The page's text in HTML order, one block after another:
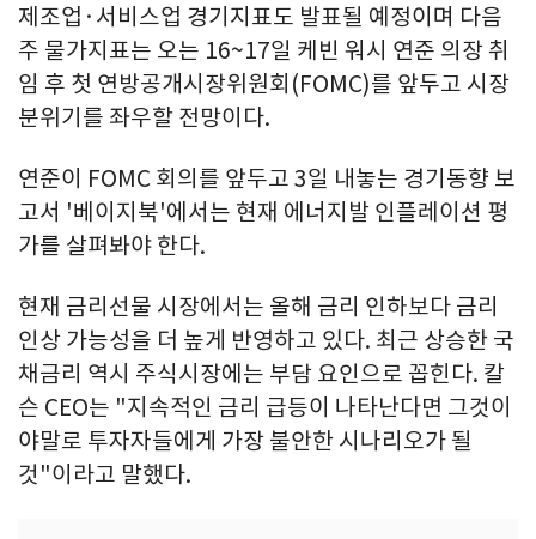
제조업·서비스업 경기지표도 발표될 예정이며 다음
주 물가지표는 오는 16~17일 케빈 워시 연준 의장 취
임 후 첫 연방공개시장위원회(FOMC)를 앞두고 시장
분위기를 좌우할 전망이다.
연준이 FOMC 회의를 앞두고 3일 내놓는 경기동향 보
고서 '베이지북'에서는 현재 에너지발 인플레이션 평
가를 살펴봐야 한다.
현재 금리선물 시장에서는 올해 금리 인하보다 금리
인상 가능성을 더 높게 반영하고 있다. 최근 상승한 국
채금리 역시 주식시장에는 부담 요인으로 꼽힌다. 칼
슨 CEO는 "지속적인 금리 급등이 나타난다면 그것이
야말로 투자자들에게 가장 불안한 시나리오가 될
것"이라고 말했다.